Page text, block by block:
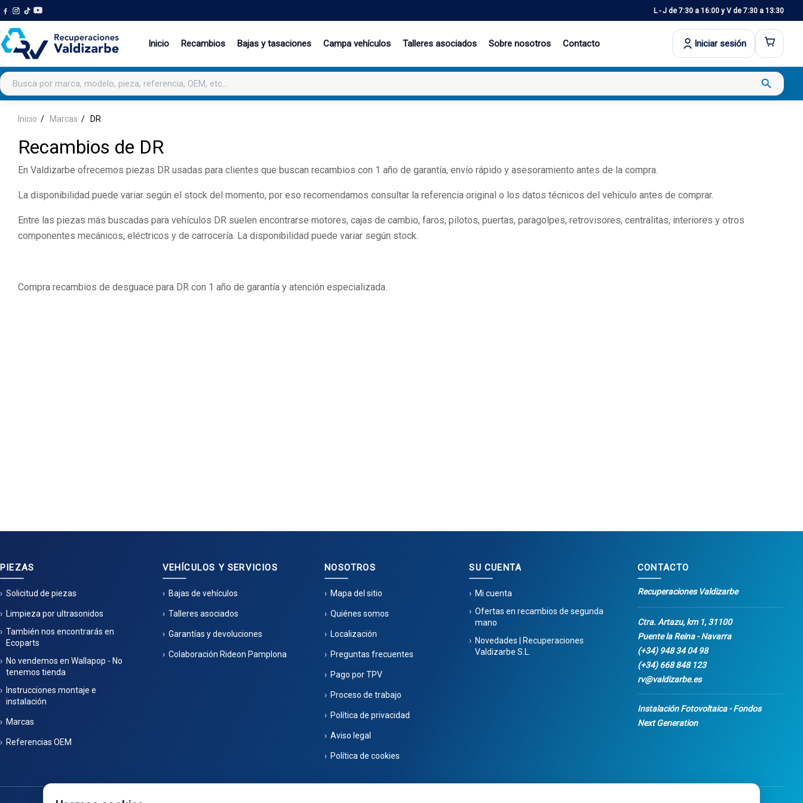
L - J de 7:30 a 16:00 y V de 7:30 a 13:30
Inicio Recambios Bajas y tasaciones Campa vehículos Talleres asociados Sobre nosotros Contacto Iniciar sesión
Buscar productos search
Inicio Marcas DR
Recambios de DR
En Valdizarbe ofrecemos piezas DR usadas para clientes que buscan recambios con 1 año de garantía, envío rápido y asesoramiento antes de la compra.
La disponibilidad puede variar según el stock del momento, por eso recomendamos consultar la referencia original o los datos técnicos del vehículo antes de comprar.
Entre las piezas más buscadas para vehículos DR suelen encontrarse motores, cajas de cambio, faros, pilotos, puertas, paragolpes, retrovisores, centralitas, interiores y otros
componentes mecánicos, eléctricos y de carrocería. La disponibilidad puede variar según stock.
Compra recambios de desguace para DR con 1 año de garantía y atención especializada.
PIEZAS
Solicitud de piezas
Limpieza por ultrasonidos
También nos encontrarás en
Ecoparts
No vendemos en Wallapop - No
tenemos tienda
Instrucciones montaje e
instalación
Marcas
Referencias OEM
VEHÍCULOS Y SERVICIOS
Bajas de vehículos
Talleres asociados
Garantías y devoluciones
Colaboración Rideon Pamplona
NOSOTROS
Mapa del sitio
Quiénes somos
Localización
Preguntas frecuentes
Pago por TPV
Proceso de trabajo
Política de privacidad
Aviso legal
Política de cookies
SU CUENTA
Mi cuenta
Ofertas en recambios de segunda
mano
Novedades | Recuperaciones
Valdizarbe S.L.
CONTACTO
Recuperaciones Valdizarbe
Ctra. Artazu, km 1, 31100
Puente la Reina - Navarra
(+34) 948 34 04 98
(+34) 668 848 123
rv@valdizarbe.es
Instalación Fotovoltaica - Fondos
Next Generation